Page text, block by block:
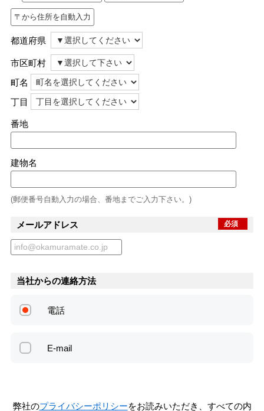
都道府県
市区町村
町名
丁目
番地
建物名
(郵便番号自動入力の場合、番地までご入力下さい。)
メールアドレス 必須
当社からの連絡方法
電話
E-mail
弊社のプライバシーポリシーをお読みいただき、すべての内